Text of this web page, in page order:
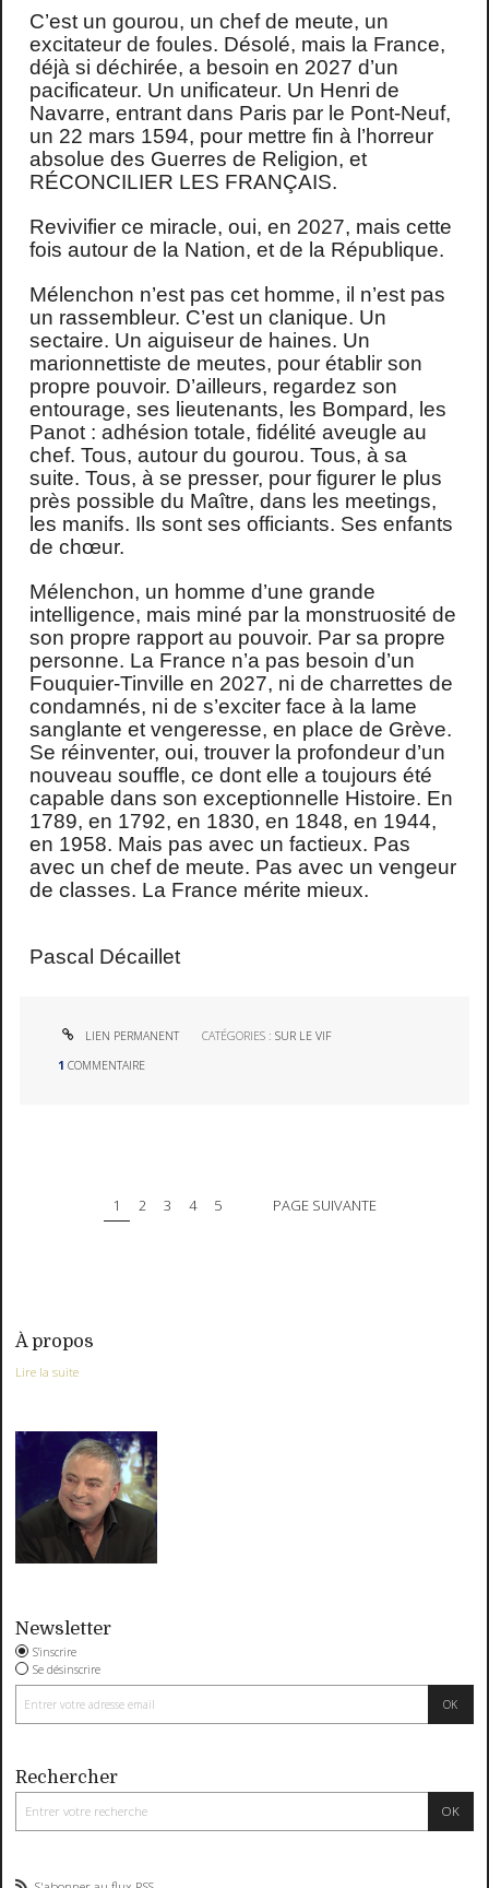
C’est un gourou, un chef de meute, un
excitateur de foules. Désolé, mais la France,
déjà si déchirée, a besoin en 2027 d’un
pacificateur. Un unificateur. Un Henri de
Navarre, entrant dans Paris par le Pont-Neuf,
un 22 mars 1594, pour mettre fin à l’horreur
absolue des Guerres de Religion, et
RÉCONCILIER LES FRANÇAIS.
Revivifier ce miracle, oui, en 2027, mais cette
fois autour de la Nation, et de la République.
Mélenchon n’est pas cet homme, il n’est pas
un rassembleur. C’est un clanique. Un
sectaire. Un aiguiseur de haines. Un
marionnettiste de meutes, pour établir son
propre pouvoir. D’ailleurs, regardez son
entourage, ses lieutenants, les Bompard, les
Panot : adhésion totale, fidélité aveugle au
chef. Tous, autour du gourou. Tous, à sa
suite. Tous, à se presser, pour figurer le plus
près possible du Maître, dans les meetings,
les manifs. Ils sont ses officiants. Ses enfants
de chœur.
Mélenchon, un homme d’une grande
intelligence, mais miné par la monstruosité de
son propre rapport au pouvoir. Par sa propre
personne. La France n’a pas besoin d’un
Fouquier-Tinville en 2027, ni de charrettes de
condamnés, ni de s’exciter face à la lame
sanglante et vengeresse, en place de Grève.
Se réinventer, oui, trouver la profondeur d’un
nouveau souffle, ce dont elle a toujours été
capable dans son exceptionnelle Histoire. En
1789, en 1792, en 1830, en 1848, en 1944,
en 1958. Mais pas avec un factieux. Pas
avec un chef de meute. Pas avec un vengeur
de classes. La France mérite mieux.
Pascal Décaillet
LIEN PERMANENT CATÉGORIES :SUR LE VIF
1 COMMENTAIRE
1 2 3 4 5 PAGE SUIVANTE
À propos
Lire la suite
Newsletter
S'inscrire
Se désinscrire
Rechercher